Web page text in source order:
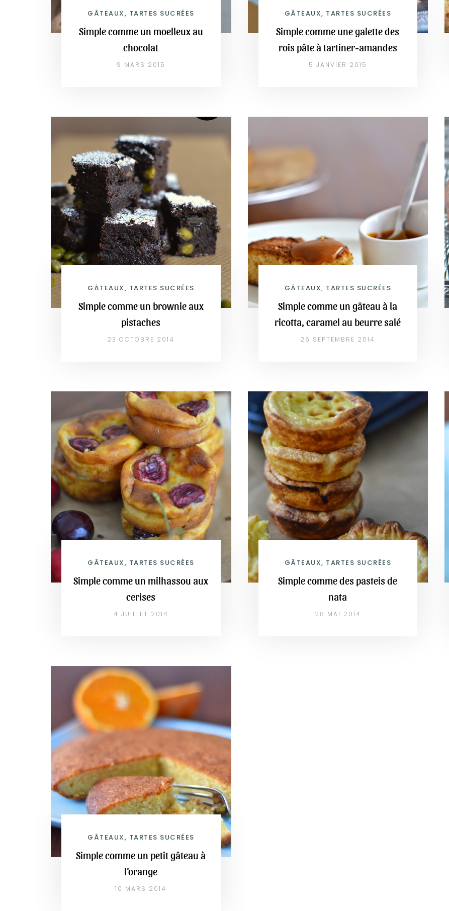
GÂTEAUX, TARTES SUCRÉES
Simple comme un moelleux au
chocolat
9 MARS 2015
GÂTEAUX, TARTES SUCRÉES
Simple comme une galette des
rois pâte à tartiner-amandes
5 JANVIER 2015
GÂTEAUX, TARTES SUCRÉES
Simple comme un brownie aux
pistaches
23 OCTOBRE 2014
GÂTEAUX, TARTES SUCRÉES
Simple comme un gâteau à la
ricotta, caramel au beurre salé
26 SEPTEMBRE 2014
GÂTEAUX, TARTES SUCRÉES
Simple comme un milhassou aux
cerises
4 JUILLET 2014
GÂTEAUX, TARTES SUCRÉES
Simple comme des pasteis de
nata
28 MAI 2014
GÂTEAUX, TARTES SUCRÉES
Simple comme un petit gâteau à
l’orange
10 MARS 2014